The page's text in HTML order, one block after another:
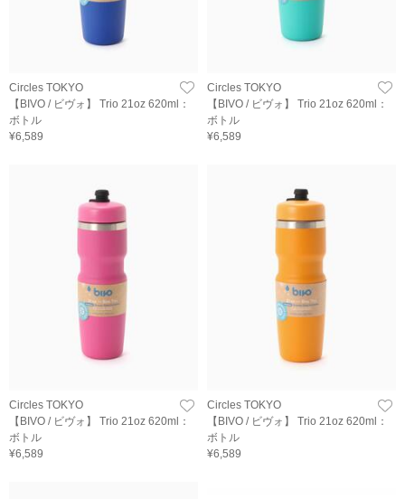
Circles TOKYO
【BIVO / ビヴォ】 Trio 21oz 620ml：
ボトル
¥6,589
Circles TOKYO
【BIVO / ビヴォ】 Trio 21oz 620ml：
ボトル
¥6,589
Circles TOKYO
【BIVO / ビヴォ】 Trio 21oz 620ml：
ボトル
¥6,589
Circles TOKYO
【BIVO / ビヴォ】 Trio 21oz 620ml：
ボトル
¥6,589